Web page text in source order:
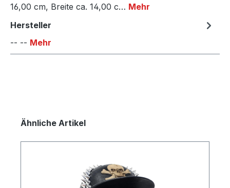
16,00 cm, Breite ca. 14,00 c… Mehr
Hersteller
-- -- Mehr
Produktgalerie überspringen
Ähnliche Artikel